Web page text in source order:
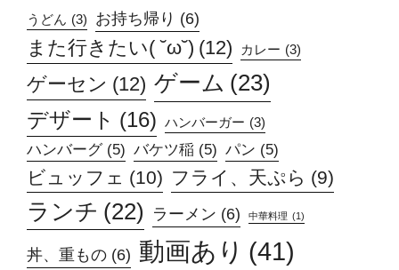
うどん (3) お持ち帰り (6)
また行きたい( ˘ω˘) (12) カレー (3)
ゲーセン (12) ゲーム (23)
デザート (16) ハンバーガー (3)
ハンバーグ (5) バケツ稲 (5) パン (5)
ビュッフェ (10) フライ、天ぷら (9)
ランチ (22) ラーメン (6) 中華料理 (1)
丼、重もの (6) 動画あり (41)